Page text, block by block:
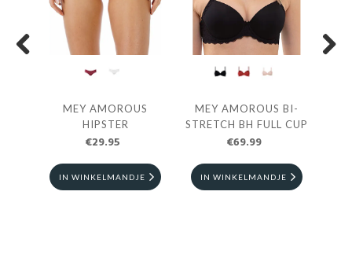
MEY AMOROUS
HIPSTER
€29.95
IN WINKELMANDJE
MEY AMOROUS BI-
STRETCH BH FULL CUP
€69.99
IN WINKELMANDJE